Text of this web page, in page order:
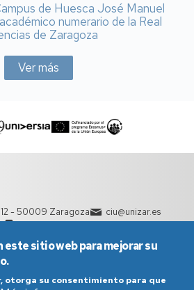
de Huesca José Manuel
numerario de la Real
de Zaragoza
Ver más
- 50009 Zaragoza
ciu@unizar.es
sitio web para mejorar su
otorga su consentimiento para que